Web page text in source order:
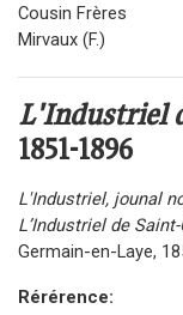
Cousin Frères
Mirvaux (F.)
L'Industriel
1851-1896
L'Industriel, jounal
L’Industriel de
Germain-en-Laye,
Rérérence: